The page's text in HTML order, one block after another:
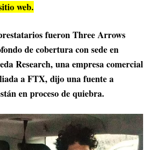
web.
fueron Three Arrows
de cobertura con sede en
Research, una empresa comercial
a FTX, dijo una fuente a
en proceso de quiebra.